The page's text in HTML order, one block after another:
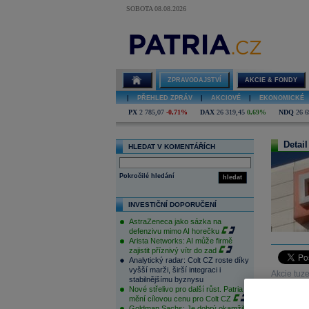
SOBOTA 08.08.2026
ZPRAVODAJSTVÍ AKCIE & FONDY
PŘEHLED ZPRÁV AKCIOVÉ EKONOMICKÉ
PX 2 785,07 -0,71% DAX 26 319,45 0,69% NDQ 26
HLEDAT V KOMENTÁŘÍCH
hledat
Pokročilé hledání
INVESTIČNÍ DOPORUČENÍ
AstraZeneca jako sázka na
defenzivu mimo AI horečku
Arista Networks: AI může firmě
zajistit příznivý vítr do zad
Analytický radar: Colt CZ roste díky
vyšší marži, širší integraci i
stabilnějšímu byznysu
Nové střelivo pro další růst. Patria
mění cílovou cenu pro Colt CZ
Akcie